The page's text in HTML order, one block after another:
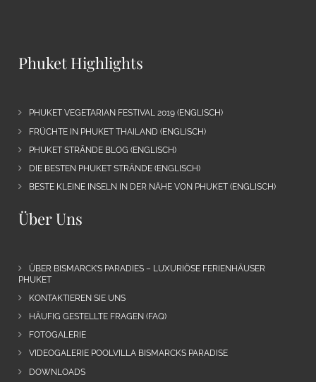
Phuket Highlights
PHUKET VEGETARIAN FESTIVAL 2019 (ENGLISCH)
FRÜCHTE IN PHUKET THAILAND (ENGLISCH)
PHUKET STRÄNDE BLOG (ENGLISCH)
DIE BESTEN PHUKET STRÄNDE (ENGLISCH)
BESTE KLEINE INSELN IN DER NÄHE VON PHUKET (ENGLISCH)
Über Uns
ÜBER BISMARCK’S PARADIES – LUXURIÖSE FERIENHÄUSER
PHUKET
KONTAKTIEREN SIE UNS
HÄUFIG GESTELLTE FRAGEN (FAQ)
FOTOGALERIE
VIDEOGALERIE POOLVILLA BISMARCKS PARADISE
DOWNLOADS